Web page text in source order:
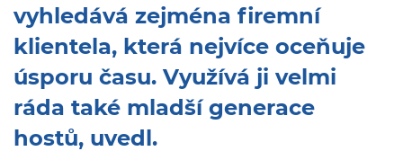
vyhledává zejména firemní
klientela, která nejvíce oceňuje
úsporu času. Využívá ji velmi
ráda také mladší generace
hostů, uvedl.